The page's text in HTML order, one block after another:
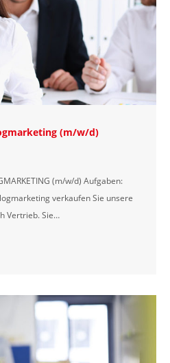
(m/w/d)
(m/w/d) Aufgaben:
verkaufen Sie unsere
Vertrieb. Sie…